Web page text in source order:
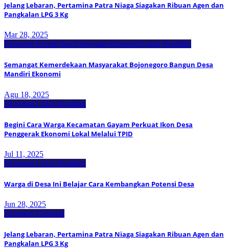
Jelang Lebaran, Pertamina Patra Niaga Siagakan Ribuan Agen dan
Pangkalan LPG 3 Kg
Mar 28, 2025
Ekonomi Kreatif dan Pariwisata Ekonomi Lokal Headline
Semangat Kemerdekaan Masyarakat Bojonegoro Bangun Desa
Mandiri Ekonomi
Agu 18, 2025
Ekonomi Lokal Headline
Begini Cara Warga Kecamatan Gayam Perkuat Ikon Desa
Penggerak Ekonomi Lokal Melalui TPID
Jul 11, 2025
Ekonomi Lokal Headline
Warga di Desa Ini Belajar Cara Kembangkan Potensi Desa
Jun 28, 2025
Ekonomi Nasional
Jelang Lebaran, Pertamina Patra Niaga Siagakan Ribuan Agen dan
Pangkalan LPG 3 Kg